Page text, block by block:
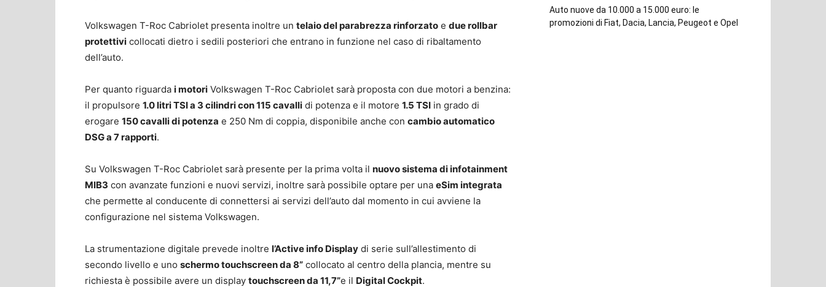
Volkswagen T-Roc Cabriolet presenta inoltre un telaio del parabrezza rinforzato e due rollbar
protettivi collocati dietro i sedili posteriori che entrano in funzione nel caso di ribaltamento
dell’auto.
Per quanto riguarda i motori Volkswagen T-Roc Cabriolet sarà proposta con due motori a benzina:
il propulsore 1.0 litri TSI a 3 cilindri con 115 cavalli di potenza e il motore 1.5 TSI in grado di
erogare 150 cavalli di potenza e 250 Nm di coppia, disponibile anche con cambio automatico
DSG a 7 rapporti.
Su Volkswagen T-Roc Cabriolet sarà presente per la prima volta il nuovo sistema di infotainment
MIB3 con avanzate funzioni e nuovi servizi, inoltre sarà possibile optare per una eSim integrata
che permette al conducente di connettersi ai servizi dell’auto dal momento in cui avviene la
configurazione nel sistema Volkswagen.
La strumentazione digitale prevede inoltre l’Active info Display di serie sull’allestimento di
secondo livello e uno schermo touchscreen da 8” collocato al centro della plancia, mentre su
richiesta è possibile avere un display touchscreen da 11,7”e il Digital Cockpit.
Auto nuove da 10.000 a 15.000 euro: le
promozioni di Fiat, Dacia, Lancia, Peugeot e Opel